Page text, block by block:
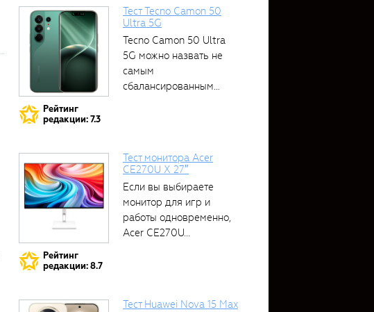
Рейтинг
редакции: 7.3
Тест Tecno Camon 50
Ultra 5G
Tecno Camon 50 Ultra
5G можно назвать не
самым
сбалансированным
Рейтинг
редакции: 8.7
Тест монитора Acer
CE270U X 27″
Если вы выбираете
монитор для игр и
работы одновременно,
Acer CE270U...
Тест Huawei Nova 15 Max